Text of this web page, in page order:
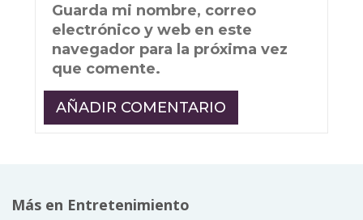
Guarda mi nombre, correo
electrónico y web en este
navegador para la próxima vez
que comente.
Más en Entretenimiento